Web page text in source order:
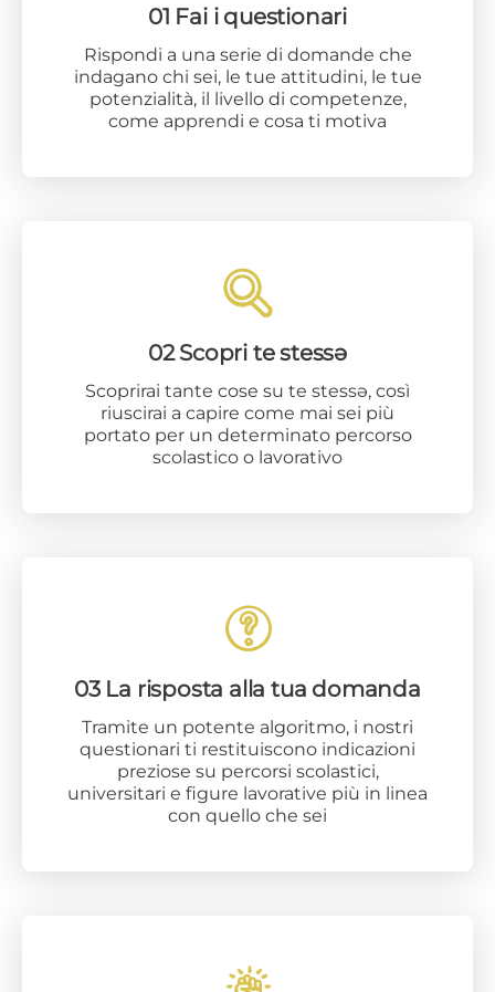
01 Fai i questionari
Rispondi a una serie di domande che
indagano chi sei, le tue attitudini, le tue
potenzialità, il livello di competenze,
come apprendi e cosa ti motiva
02 Scopri te stessə
Scoprirai tante cose su te stessə, così
riuscirai a capire come mai sei più
portato per un determinato percorso
scolastico o lavorativo
03 La risposta alla tua domanda
Tramite un potente algoritmo, i nostri
questionari ti restituiscono indicazioni
preziose su percorsi scolastici,
universitari e figure lavorative più in linea
con quello che sei